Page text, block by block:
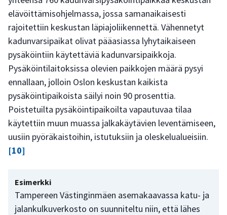
elävöittämisohjelmassa, jossa samanaikaisesti
rajoitettiin keskustan läpiajoliikennettä. Vähennetyt
kadunvarsipaikat olivat pääasiassa lyhytaikaiseen
pysäköintiin käytettäviä kadunvarsipaikkoja.
Pysäköintilaitoksissa olevien paikkojen määrä pysyi
ennallaan, jolloin Oslon keskustan kaikista
pysäköintipaikoista säilyi noin 90 prosenttia.
Poistetuilta pysäköintipaikoilta vapautuvaa tilaa
käytettiin muun muassa jalkakäytävien leventämiseen,
uusiin pyöräkaistoihin, istutuksiin ja oleskelualueisiin.
[10]
Esimerkki
Tampereen Västinginmäen asemakaavassa katu- ja
jalankulkuverkosto on suunniteltu niin, että lähes